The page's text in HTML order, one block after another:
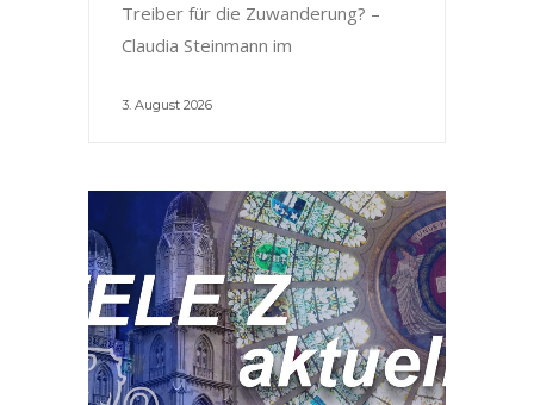
Treiber für die Zuwanderung? –
Claudia Steinmann im
3. August 2026